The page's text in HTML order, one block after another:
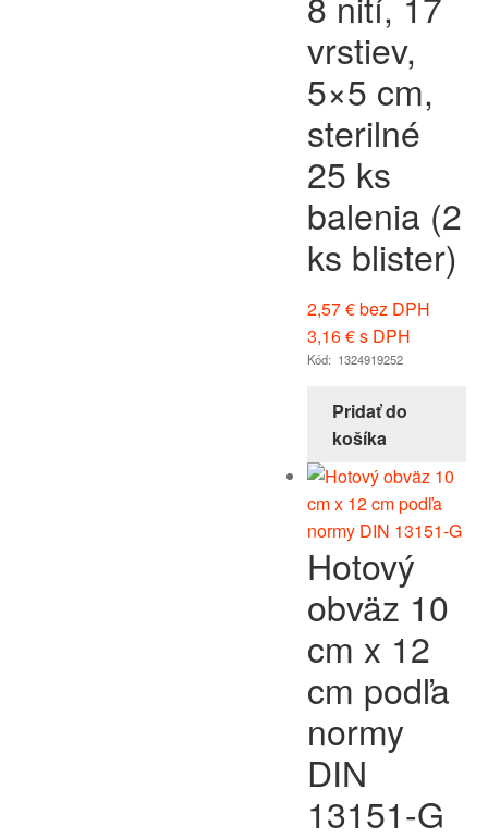
vrstiev,
5×5 cm,
sterilné
25 ks
balenia (2
ks blister)
2,57€bez DPH
3,16€s DPH
Kód: 1324919252
Pridať do
košíka
Hotový
obväz 10
cm x 12
cm podľa
normy
DIN
13151-G